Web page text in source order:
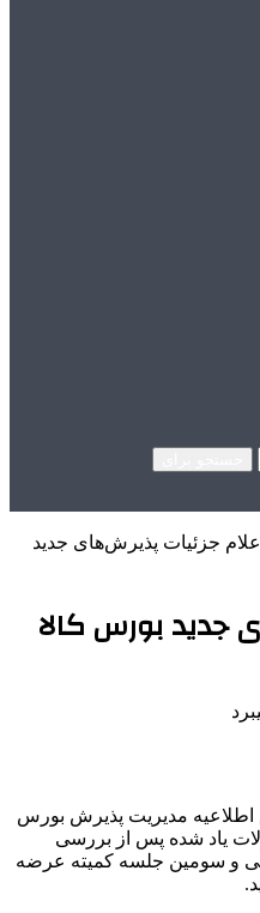
اعلام جزئیات پذیرش‌های جدید
جدید بورس کالا
اطلاعیه مدیریت پذیرش بورس
یاد شده پس از بررسی
و سومین جلسه کمیته عرضه